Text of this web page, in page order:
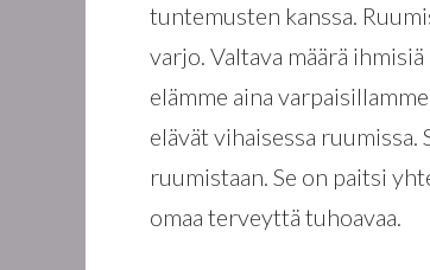
tuntemusten kanssa.
varjo. Valtava määrä
elämme aina
elävät vihaisessa
ruumistaan. Se on paitsi
omaa terveyttä tuhoavaa.